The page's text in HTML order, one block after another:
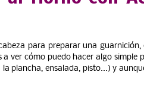
para preparar una
a ver cómo puedo hacer algo simple
la plancha, ensalada, pisto...) y